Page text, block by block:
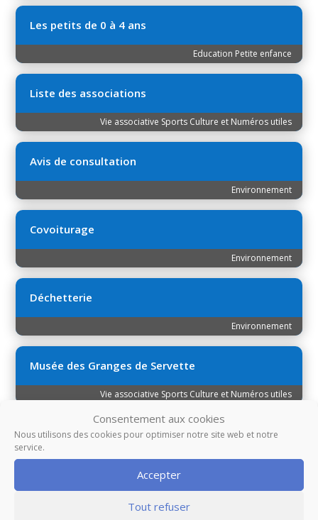
Consentement aux cookies
Nous utilisons des cookies pour optimiser notre site web et notre
service.
Accepter
Tout refuser
Les petits de 0 à 4 ans
Education Petite enfance
Liste des associations
Vie associative Sports Culture et Numéros utiles
Avis de consultation
Environnement
Covoiturage
Environnement
Déchetterie
Environnement
Musée des Granges de Servette
Vie associative Sports Culture et Numéros utiles
Commerces
Vie associative Sports Culture et Numéros utiles
Informations santé